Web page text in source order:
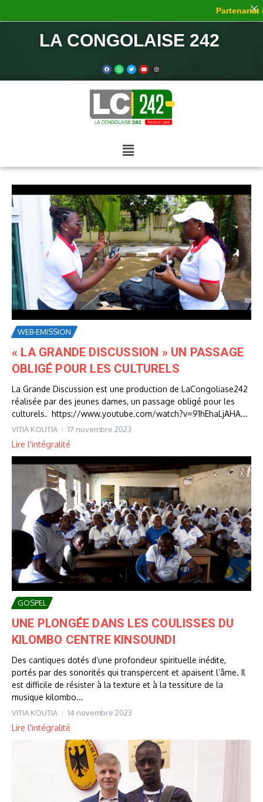
LA CONGOLAISE 242
WEB-EMISSION
« LA GRANDE DISCUSSION » UN PASSAGE
OBLIGÉ POUR LES CULTURELS
La Grande Discussion est une production de LaCongoliase242
réalisée par des jeunes dames, un passage obligé pour les
culturels. https://www.youtube.com/watch?v=91hEhaLjAHA...
VITIA KOUTIA 17 novembre 2023
Lire l'intégralité
GOSPEL
UNE PLONGÉE DANS LES COULISSES DU
KILOMBO CENTRE KINSOUNDI
Des cantiques dotés d’une profondeur spirituelle inédite,
portés par des sonorités qui transpercent et apaisent l’âme. Il
est difficile de résister à la texture et à la tessiture de la
musique kilombo...
VITIA KOUTIA 14 novembre 2023
Lire l'intégralité
Partenariat de